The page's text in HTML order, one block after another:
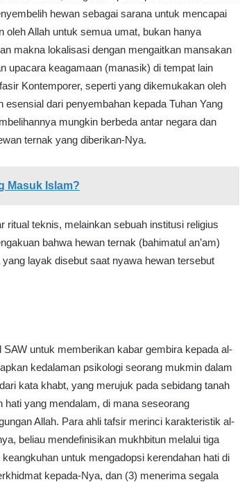
hewan sebagai sarana untuk mencapai
Allah untuk semua umat, bukan hanya
makna lokalisasi dengan mengaitkan mansakan
upacara keagamaan (manasik) di tempat lain
Kontemporer, seperti yang dikemukakan oleh
esensial dari penyembahan kepada Tuhan Yang
mungkin berbeda antar negara dan
ternak yang diberikan-Nya.
Masuk Islam?
teknis, melainkan sebuah institusi religius
bahwa hewan ternak (bahimatul an’am)
layak disebut saat nyawa hewan tersebut
untuk memberikan kabar gembira kepada al-
kedalaman psikologi seorang mukmin dalam
kata khabt, yang merujuk pada sebidang tanah
hati yang mendalam, di mana seseorang
Allah. Para ahli tafsir merinci karakteristik al-
beliau mendefinisikan mukhbitun melalui tiga
untuk mengadopsi kerendahan hati di
kepada-Nya, dan (3) menerima segala